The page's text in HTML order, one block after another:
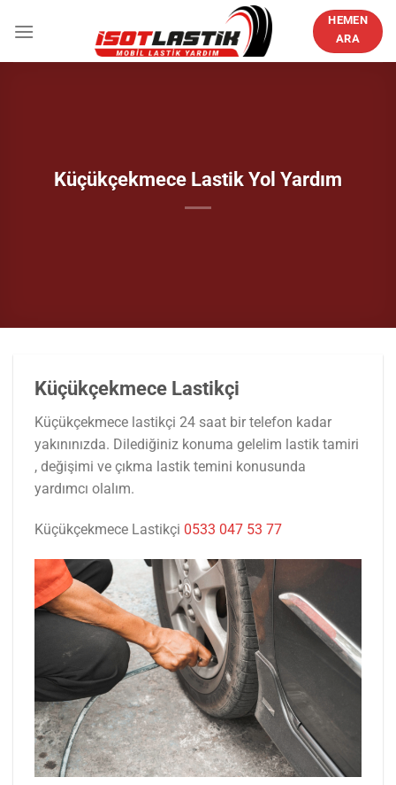
atla
HEMEN
ARA
Küçükçekmece Lastik Yol Yardım
Küçükçekmece Lastikçi
Küçükçekmece lastikçi 24 saat bir telefon kadar
yakınınızda. Dilediğiniz konuma gelelim lastik tamiri
, değişimi ve çıkma lastik temini konusunda
yardımcı olalım.
Küçükçekmece Lastikçi 0533 047 53 77